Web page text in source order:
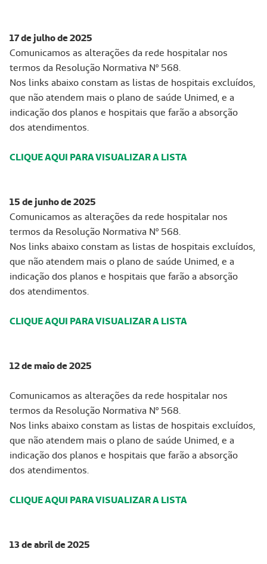
17 de julho de 2025
Comunicamos as alterações da rede hospitalar nos
termos da Resolução Normativa Nº 568.
Nos links abaixo constam as listas de hospitais excluídos,
que não atendem mais o plano de saúde Unimed, e a
indicação dos planos e hospitais que farão a absorção
dos atendimentos.
CLIQUE AQUI PARA VISUALIZAR A LISTA
15 de junho de 2025
Comunicamos as alterações da rede hospitalar nos
termos da Resolução Normativa Nº 568.
Nos links abaixo constam as listas de hospitais excluídos,
que não atendem mais o plano de saúde Unimed, e a
indicação dos planos e hospitais que farão a absorção
dos atendimentos.
CLIQUE AQUI PARA VISUALIZAR A LISTA
12 de maio de 2025
Comunicamos as alterações da rede hospitalar nos
termos da Resolução Normativa Nº 568.
Nos links abaixo constam as listas de hospitais excluídos,
que não atendem mais o plano de saúde Unimed, e a
indicação dos planos e hospitais que farão a absorção
dos atendimentos.
CLIQUE AQUI PARA VISUALIZAR A LISTA
13 de abril de 2025